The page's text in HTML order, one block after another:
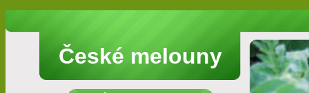
České melouny